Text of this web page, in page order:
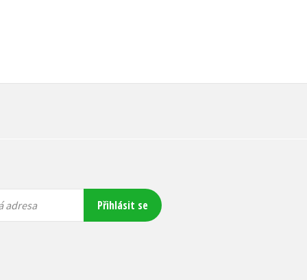
adresa Přihlásit se